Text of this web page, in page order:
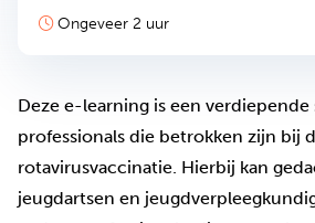
Ongeveer 2 uur
Deze e-learning is een
professionals die betrokken zijn bij
rotavirusvaccinatie. Hierbij kan
jeugdartsen en